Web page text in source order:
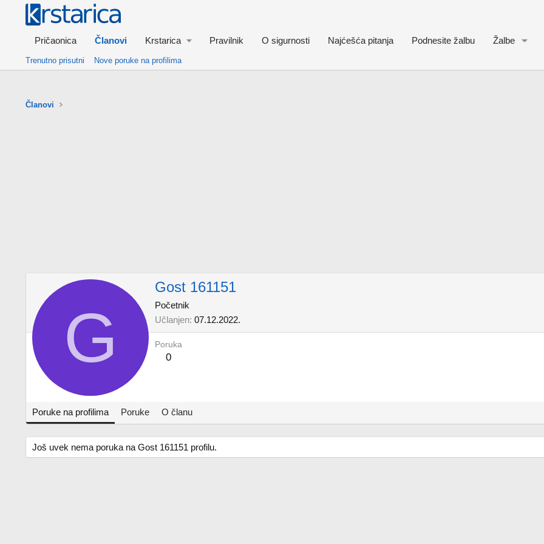
Pričaonica Članovi Krstarica Pravilnik O sigurnosti Najćešća pitanja Podnesite žalbu Žalbe
Trenutno prisutni Nove poruke na profilima
Članovi
G
Gost 161151
Početnik
Učlanjen 07.12.2022.
Poruka
0
Poruke na profilima Poruke O članu
Još uvek nema poruka na Gost 161151 profilu.